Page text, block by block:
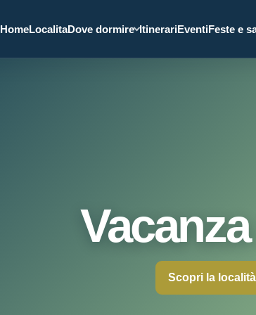
HomeLocalitaDove dormire ItinerariEventiFeste e
Scopri la località